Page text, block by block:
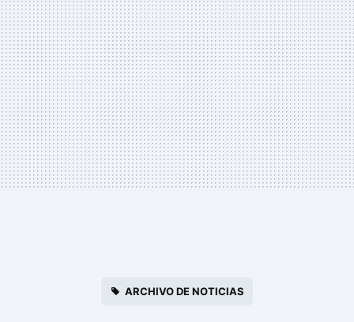
ARCHIVO DE NOTICIAS